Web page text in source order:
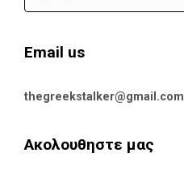
Email us
thegreekstalker@gmail.com
Ακολουθηστε μας